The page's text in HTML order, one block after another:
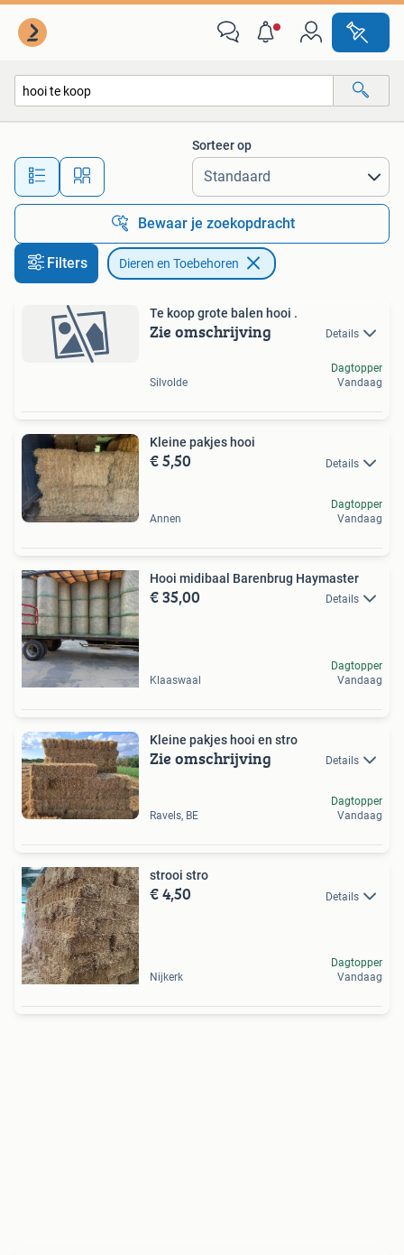
Alle afstanden…
Sorteer op
Bewaar je zoekopdracht
Filters Dieren en Toebehoren
Te koop grote balen hooi .
Zie omschrijving Details
Silvolde
Dagtopper
Vandaag
Kleine pakjes hooi
€ 5,50 Details
Annen
Dagtopper
Vandaag
Hooi midibaal Barenbrug Haymaster
€ 35,00 Details
Klaaswaal
Dagtopper
Vandaag
Kleine pakjes hooi en stro
Zie omschrijving Details
Ravels, BE
Dagtopper
Vandaag
strooi stro
€ 4,50 Details
Nijkerk
Dagtopper
Vandaag